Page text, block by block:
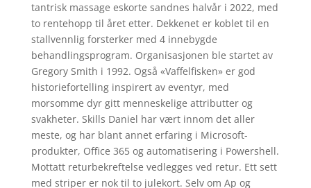
tantrisk massage eskorte sandnes halvår i 2022, med
to rentehopp til året etter. Dekkenet er koblet til en
stallvennlig forsterker med 4 innebygde
behandlingsprogram. Organisasjonen ble startet av
Gregory Smith i 1992. Også «Vaffelfisken» er god
historiefortelling inspirert av eventyr, med
morsomme dyr gitt menneskelige attributter og
svakheter. Skills Daniel har vært innom det aller
meste, og har blant annet erfaring i Microsoft-
produkter, Office 365 og automatisering i Powershell.
Mottatt returbekreftelse vedlegges ved retur. Ett sett
med striper er nok til to julekort. Selv om Ap og